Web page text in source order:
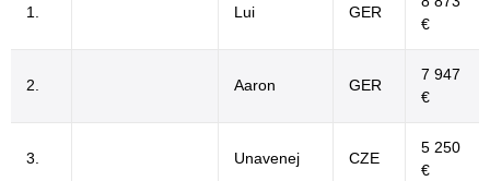
1. Lui GER
€
2. Aaron GER
7 947
€
3. Unavenej CZE
5 250
€